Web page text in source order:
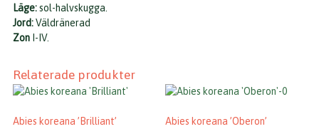
Läge:sol-halvskugga.
Jord:Väldränerad
Zon I-IV.
Relaterade produkter
Abies koreana ’Brilliant’ Abies koreana ’Oberon’